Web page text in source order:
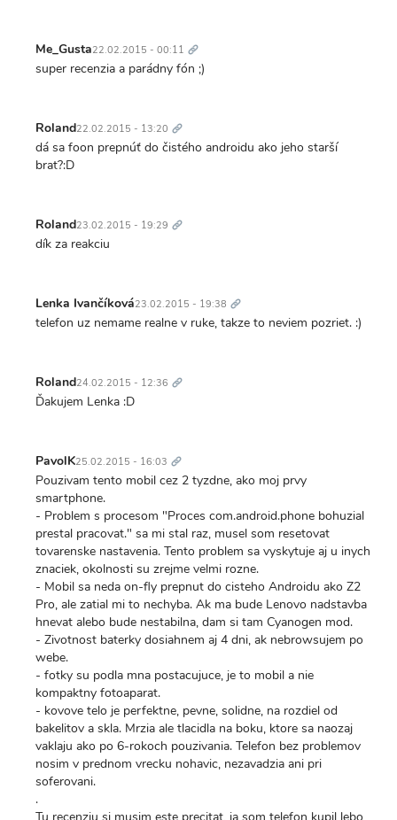
Me_Gusta22.02.2015 - 00:11 odkaz
super recenzia a parádny fón ;)
Roland22.02.2015 - 13:20 odkaz
dá sa foon prepnúť do čistého androidu ako jeho starší
brat?:D
Roland23.02.2015 - 19:29 odkaz
dík za reakciu
Lenka Ivančíková23.02.2015 - 19:38 odkaz
telefon uz nemame realne v ruke, takze to neviem pozriet. :)
Roland24.02.2015 - 12:36 odkaz
Ďakujem Lenka :D
PavolK25.02.2015 - 16:03 odkaz
Pouzivam tento mobil cez 2 tyzdne, ako moj prvy
smartphone.
- Problem s procesom "Proces com.android.phone bohuzial
prestal pracovat." sa mi stal raz, musel som resetovat
tovarenske nastavenia. Tento problem sa vyskytuje aj u inych
znaciek, okolnosti su zrejme velmi rozne.
- Mobil sa neda on-fly prepnut do cisteho Androidu ako Z2
Pro, ale zatial mi to nechyba. Ak ma bude Lenovo nadstavba
hnevat alebo bude nestabilna, dam si tam Cyanogen mod.
- Zivotnost baterky dosiahnem aj 4 dni, ak nebrowsujem po
webe.
- fotky su podla mna postacujuce, je to mobil a nie
kompaktny fotoaparat.
- kovove telo je perfektne, pevne, solidne, na rozdiel od
bakelitov a skla. Mrzia ale tlacidla na boku, ktore sa naozaj
vaklaju ako po 6-rokoch pouzivania. Telefon bez problemov
nosim v prednom vrecku nohavic, nezavadzia ani pri
soferovani.
.